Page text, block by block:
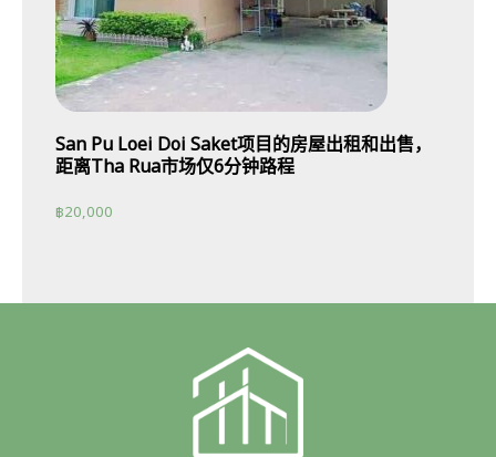
San Pu Loei Doi Saket项目的房屋出租和出售，
距离Tha Rua市场仅6分钟路程
฿20,000